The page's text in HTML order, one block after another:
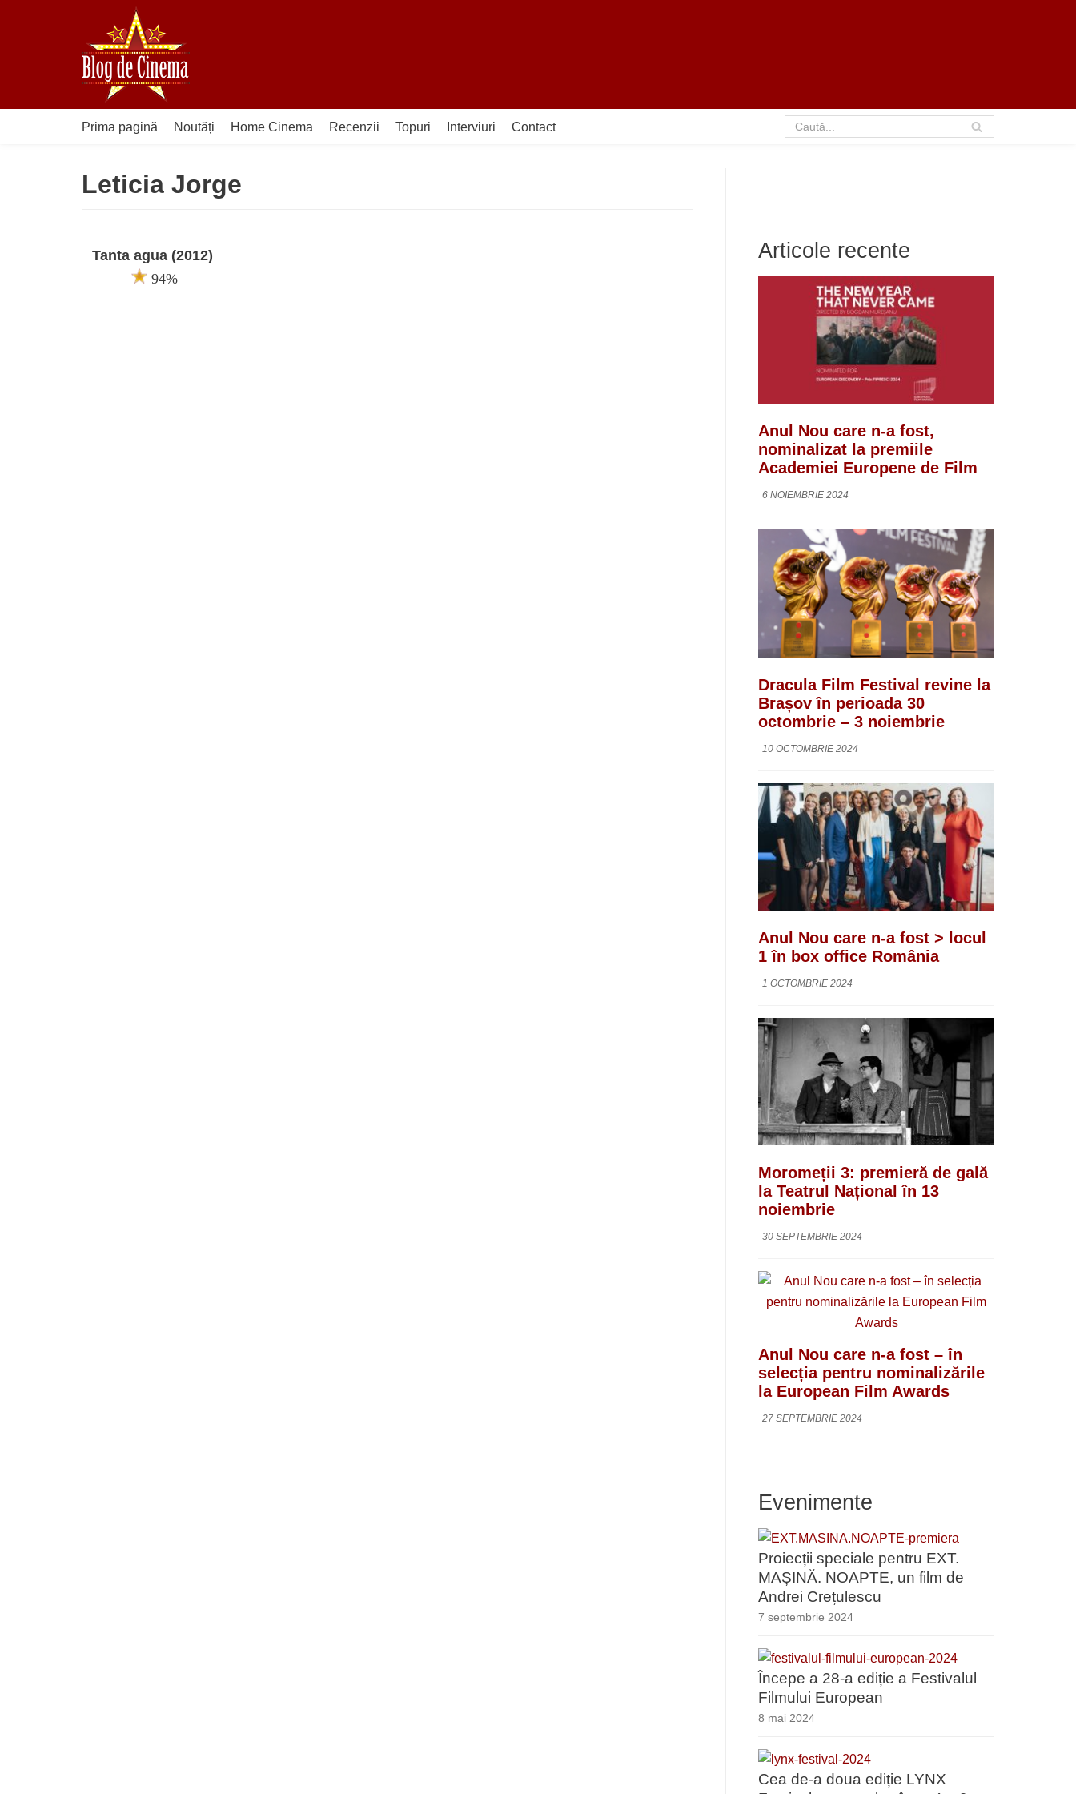
Prima pagină Noutăți Home Cinema Recenzii Topuri Interviuri Contact
Leticia Jorge
Tanta agua (2012)
94%
Articole recente
Anul Nou care n-a fost,
nominalizat la premiile
Academiei Europene de Film
6 NOIEMBRIE 2024
Dracula Film Festival revine la
Brașov în perioada 30
octombrie – 3 noiembrie
10 OCTOMBRIE 2024
Anul Nou care n-a fost > locul
1 în box office România
1 OCTOMBRIE 2024
Moromeții 3: premieră de gală
la Teatrul Național în 13
noiembrie
30 SEPTEMBRIE 2024
Anul Nou care n-a fost – în
selecția pentru nominalizările
la European Film Awards
27 SEPTEMBRIE 2024
Evenimente
Proiecții speciale pentru EXT.
MAȘINĂ. NOAPTE, un film de
Andrei Crețulescu
7 septembrie 2024
Începe a 28-a ediție a Festivalul
Filmului European
8 mai 2024
Cea de-a doua ediție LYNX